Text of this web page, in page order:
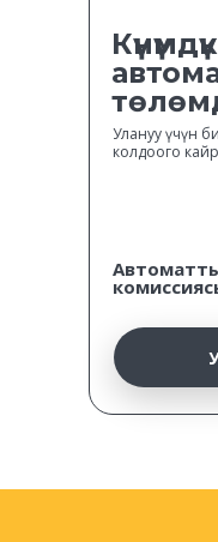
Улануу үчүн
колдоого
Күнүмдүк